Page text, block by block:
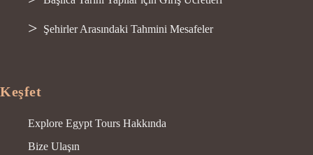
Şehirler Arasındaki Tahmini Mesafeler
Keşfet
Explore Egypt Tours Hakkında
Bize Ulaşın